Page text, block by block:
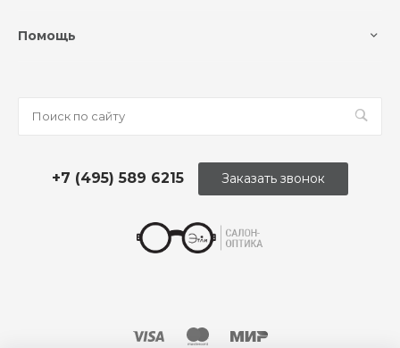
Помощь
+7 (495) 589 6215 Заказать звонок